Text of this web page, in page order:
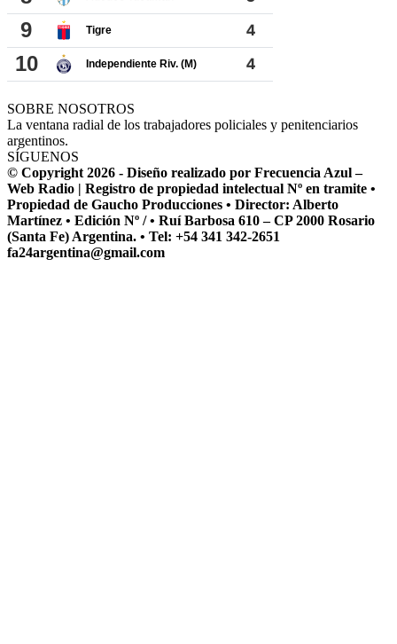
SOBRE NOSOTROS
La ventana radial de los trabajadores policiales y penitenciarios
argentinos.
SÍGUENOS
© Copyright 2026 - Diseño realizado por Frecuencia Azul –
Web Radio | Registro de propiedad intelectual Nº en tramite •
Propiedad de Gaucho Producciones • Director: Alberto
Martínez • Edición Nº / • Ruí Barbosa 610 – CP 2000 Rosario
(Santa Fe) Argentina. • Tel: +54 341 342-2651
fa24argentina@gmail.com